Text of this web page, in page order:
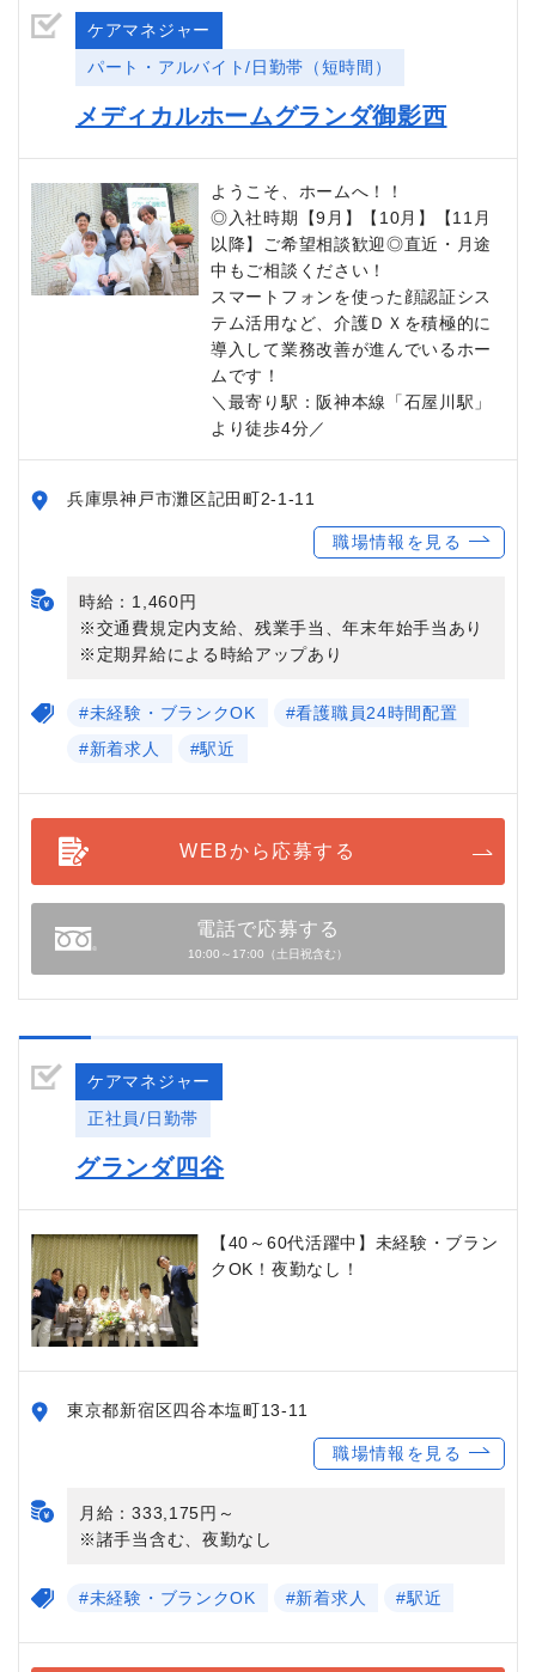
ケアマネジャー
パート・アルバイト/日勤帯（短時間）
メディカルホームグランダ御影西
ようこそ、ホームへ！！
◎入社時期【9月】【10月】【11月
以降】ご希望相談歓迎◎直近・月途
中もご相談ください！
スマートフォンを使った顔認証シス
テム活用など、介護ＤＸを積極的に
導入して業務改善が進んでいるホー
ムです！
＼最寄り駅：阪神本線「石屋川駅」
より徒歩4分／
兵庫県神戸市灘区記田町2-1-11
職場情報を見る
時給：1,460円
※交通費規定内支給、残業手当、年末年始手当あり
※定期昇給による時給アップあり
#未経験・ブランクOK
#看護職員24時間配置
#新着求人
#駅近
WEBから応募する
電話で応募する
10:00～17:00（土日祝含む）
ケアマネジャー
正社員/日勤帯
グランダ四谷
【40～60代活躍中】未経験・ブラン
クOK！夜勤なし！
東京都新宿区四谷本塩町13-11
職場情報を見る
月給：333,175円～
※諸手当含む、夜勤なし
#未経験・ブランクOK #新着求人 #駅近